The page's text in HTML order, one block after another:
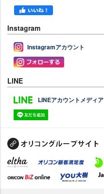
Instagram
Instagramアカウント
LINE
LINEアカウントメディア